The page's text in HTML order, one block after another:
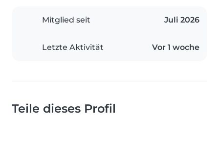
Mitglied seit Juli 2026
Letzte Aktivität Vor 1 woche
Teile dieses Profil